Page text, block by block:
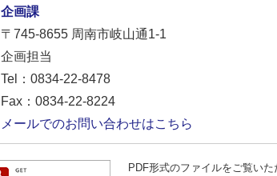
企画課
〒745-8655 周南市岐山通1-1
企画担当
Tel：0834-22-8478
Fax：0834-22-8224
メールでのお問い合わせはこちら
PDF形式のファイルをご覧い